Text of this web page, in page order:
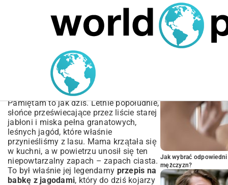
MARIUSZ ŁAMAGA 04.10.2025
Przepis na babkę z
jagodami – wilgotna i
puszysta jak chmurka!
Pamiętam to jak dziś. Letnie popołudnie,
słońce przeświecające przez liście starej
jabłoni i miska pełna granatowych,
leśnych jagód, które właśnie
przynieśliśmy z lasu. Mama krzątała się
w kuchni, a w powietrzu unosił się ten
niepowtarzalny zapach – zapach ciasta.
To był właśnie jej legendarny przepis na
babkę z jagodami, który do dziś kojarzy
Jak wybrać
mężczyzn?